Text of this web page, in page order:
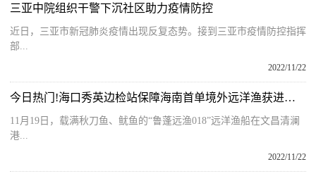
三亚中院组织干警下沉社区助力疫情防控
近日，三亚市新冠肺炎疫情出现反复态势。接到三亚市疫情防控指挥
部...
2022/11/22
今日热门!海口秀英边检站保障海南首单境外远洋渔获进港交易落地文昌
11月19日，载满秋刀鱼、鱿鱼的“鲁蓬远渔018”远洋渔船在文昌清澜
港...
2022/11/22